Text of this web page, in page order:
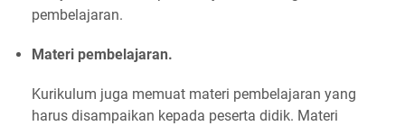
pembelajaran.
Materi pembelajaran.
Kurikulum juga memuat materi pembelajaran yang
harus disampaikan kepada peserta didik. Materi